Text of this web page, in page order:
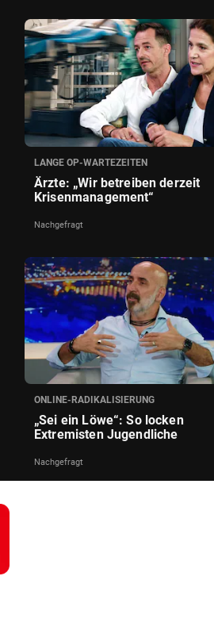
LANGE OP-WARTEZEITEN
Ärzte: „Wir betreiben derzeit
Krisenmanagement“
Nachgefragt
ONLINE-RADIKALISIERUNG
„Sei ein Löwe“: So locken
Extremisten Jugendliche
Nachgefragt